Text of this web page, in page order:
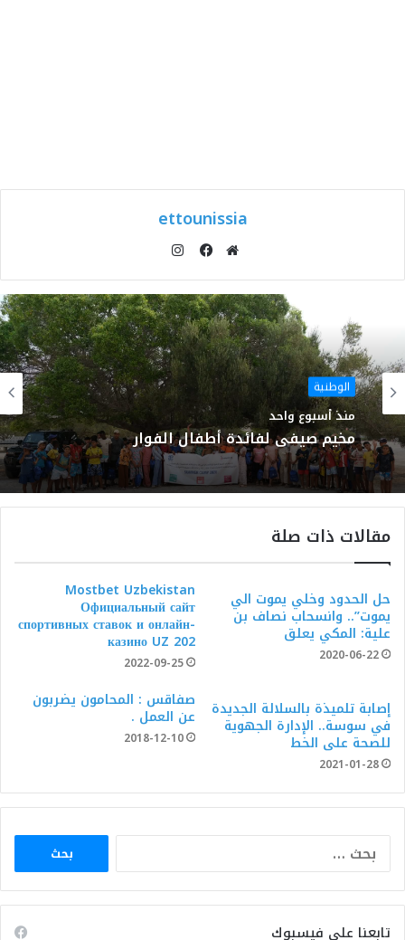
ettounissia
الويب
الوطنية
منذ أسبوع واحد
مخيم صيفي لفائدة أطفال الفوار
مقالات ذات صلة
حل الحدود وخلي يموت الي
يموت”.. وانسحاب نصاف بن
علية: المكي يعلق
2020-06-22
Mostbet Uzbekistan
Официальный сайт
спортивных ставок и онлайн-
казино UZ 202
2022-09-25
إصابة تلميذة بالسلالة الجديدة
في سوسة.. الإدارة الجهوية
للصحة على الخط
2021-01-28
صفاقس : المحامون يضربون
عن العمل .
2018-12-10
البحث
تابعنا على فيسبوك